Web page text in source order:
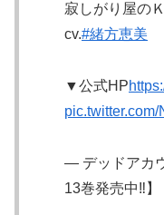
寂しがり屋のＫ
cv.#緒方恵美
▼公式HP
— デッドアカ
13巻発売中‼️